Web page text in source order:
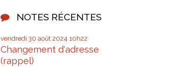
NOTES RÉCENTES
vendredi 30 août 2024 10h22
Changement d'adresse
(rappel)